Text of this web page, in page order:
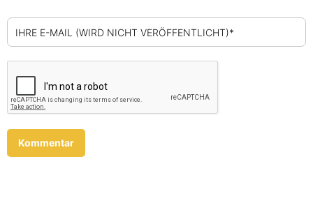
IHRE E-MAIL (WIRD NICHT VERÖFFENTLICHT)*